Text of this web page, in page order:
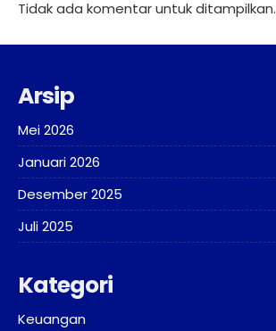
Tidak ada komentar untuk ditampilkan.
Arsip
Mei 2026
Januari 2026
Desember 2025
Juli 2025
Kategori
Keuangan